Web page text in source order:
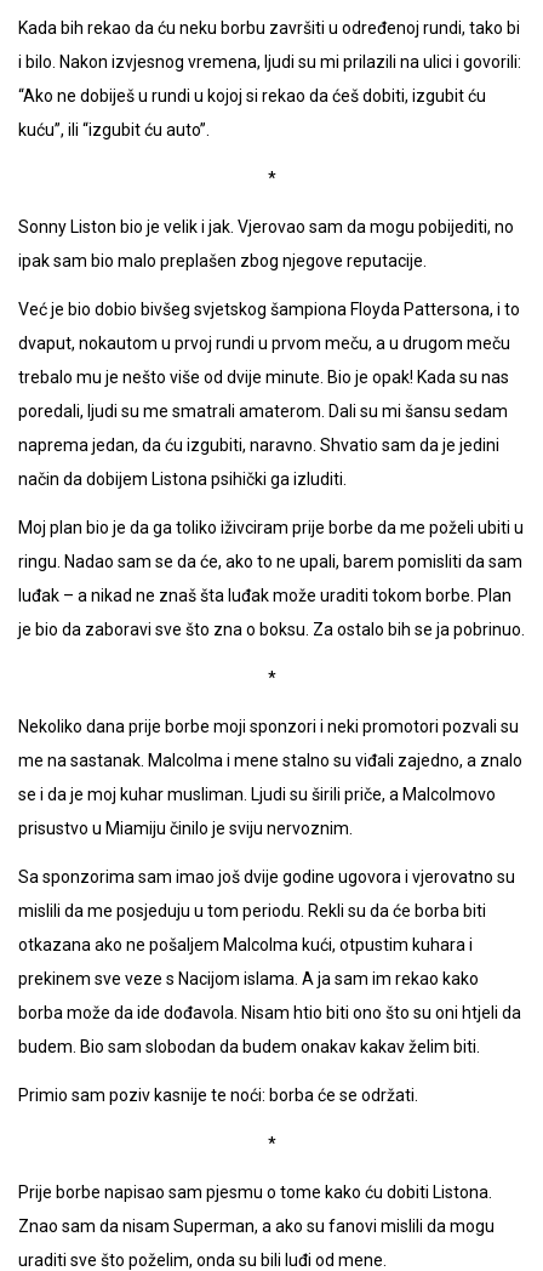
Kada bih rekao da ću neku borbu završiti u određenoj rundi, tako bi
i bilo. Nakon izvjesnog vremena, ljudi su mi prilazili na ulici i govorili:
“Ako ne dobiješ u rundi u kojoj si rekao da ćeš dobiti, izgubit ću
kuću”, ili “izgubit ću auto”.
*
Sonny Liston bio je velik i jak. Vjerovao sam da mogu pobijediti, no
ipak sam bio malo preplašen zbog njegove reputacije.
Već je bio dobio bivšeg svjetskog šampiona Floyda Pattersona, i to
dvaput, nokautom u prvoj rundi u prvom meču, a u drugom meču
trebalo mu je nešto više od dvije minute. Bio je opak! Kada su nas
poredali, ljudi su me smatrali amaterom. Dali su mi šansu sedam
naprema jedan, da ću izgubiti, naravno. Shvatio sam da je jedini
način da dobijem Listona psihički ga izluditi.
Moj plan bio je da ga toliko iživciram prije borbe da me poželi ubiti u
ringu. Nadao sam se da će, ako to ne upali, barem pomisliti da sam
luđak – a nikad ne znaš šta luđak može uraditi tokom borbe. Plan
je bio da zaboravi sve što zna o boksu. Za ostalo bih se ja pobrinuo.
*
Nekoliko dana prije borbe moji sponzori i neki promotori pozvali su
me na sastanak. Malcolma i mene stalno su viđali zajedno, a znalo
se i da je moj kuhar musliman. Ljudi su širili priče, a Malcolmovo
prisustvo u Miamiju činilo je sviju nervoznim.
Sa sponzorima sam imao još dvije godine ugovora i vjerovatno su
mislili da me posjeduju u tom periodu. Rekli su da će borba biti
otkazana ako ne pošaljem Malcolma kući, otpustim kuhara i
prekinem sve veze s Nacijom islama. A ja sam im rekao kako
borba može da ide dođavola. Nisam htio biti ono što su oni htjeli da
budem. Bio sam slobodan da budem onakav kakav želim biti.
Primio sam poziv kasnije te noći: borba će se održati.
*
Prije borbe napisao sam pjesmu o tome kako ću dobiti Listona.
Znao sam da nisam Superman, a ako su fanovi mislili da mogu
uraditi sve što poželim, onda su bili luđi od mene.